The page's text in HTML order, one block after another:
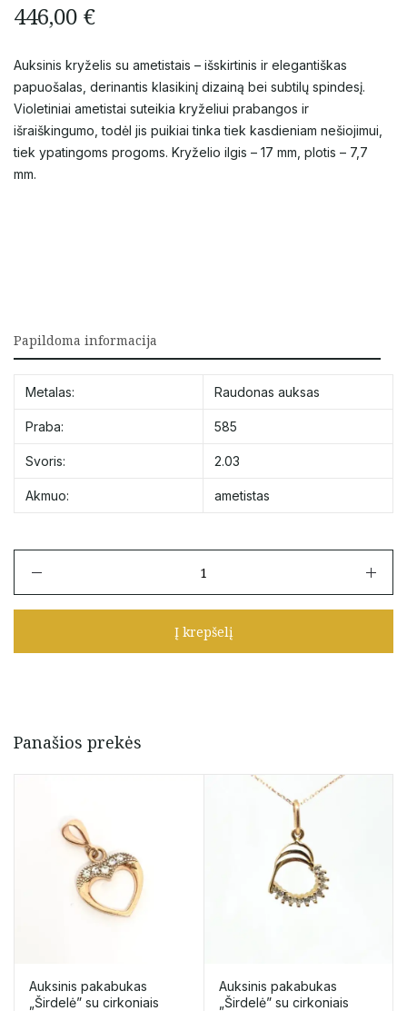
446,00 €
Auksinis kryželis su ametistais – išskirtinis ir elegantiškas
papuošalas, derinantis klasikinį dizainą bei subtilų spindesį.
Violetiniai ametistai suteikia kryželiui prabangos ir
išraiškingumo, todėl jis puikiai tinka tiek kasdieniam nešiojimui,
tiek ypatingoms progoms. Kryželio ilgis – 17 mm, plotis – 7,7
mm.
Papildoma informacija
Metalas: Raudonas auksas
Praba: 585
Svoris: 2.03
Akmuo: ametistas
Auksinis
ametistais
Į krepšelį
Panašios prekės
Auksinis pakabukas
„Širdelė” su cirkoniais
Auksinis pakabukas
„Širdelė” su cirkoniais